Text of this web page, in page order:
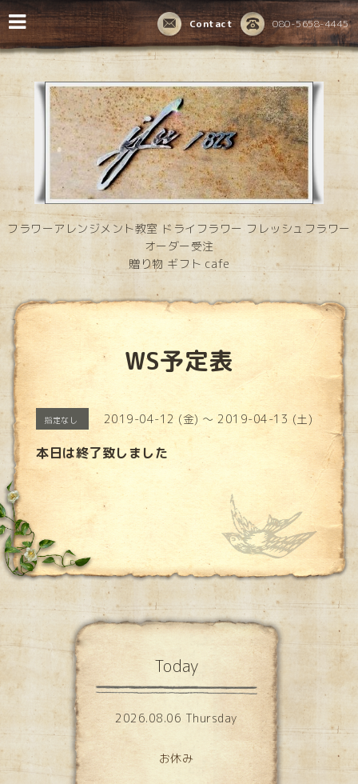
080-5658-4445
Contact
フラワーアレンジメント教室 ドライフラワー フレッシュフラワー
オーダー受注
贈り物 ギフト cafe
WS予定表
指定なし 2019-04-12 (金) ～ 2019-04-13 (土)
本日は終了致しました
Today
2026.08.06 Thursday
お休み